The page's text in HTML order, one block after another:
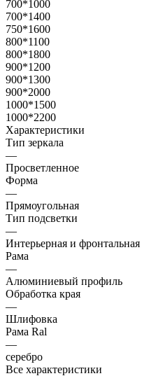
700*1000
700*1400
750*1600
800*1100
800*1800
900*1200
900*1300
900*2000
1000*1500
1000*2200
Характеристики
Тип зеркала
—
Просветленное
Форма
—
Прямоугольная
Тип подсветки
—
Интерьерная и фронтальная
Рама
—
Алюминиевый профиль
Обработка края
—
Шлифовка
Рама Ral
—
серебро
Все характеристики